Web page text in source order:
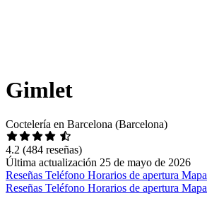
Gimlet
Coctelería en Barcelona (Barcelona)
4.2 (484 reseñas)
Última actualización 25 de mayo de 2026
Reseñas Teléfono Horarios de apertura Mapa
Reseñas Teléfono Horarios de apertura Mapa